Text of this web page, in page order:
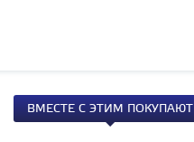
ВМЕСТЕ С ЭТИМ ПОКУПАЮТ